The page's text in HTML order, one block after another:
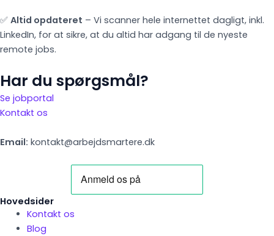
✅ Altid opdateret – Vi scanner hele internettet dagligt, inkl.
LinkedIn, for at sikre, at du altid har adgang til de nyeste
remote jobs.
Har du spørgsmål?
Se jobportal
Kontakt os
Email: kontakt@arbejdsmartere.dk
Hovedsider
Kontakt os
Blog